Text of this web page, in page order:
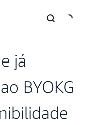
já
BYOKG